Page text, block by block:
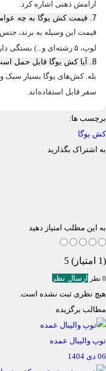
آرامش ذهنی اشاره کرد.
7. قیمت کش یوگا به چه عواملی بستگی دارد؟
قیمت این وسیله به برند،
لوپ، ۵ رشته‌ای و...) بستگی دارد.
8. آیا کش یوگا قابل حمل است؟
بله. کش‌های یوگا بسیار سبک و
سفر قابل استفاده‌اند.
برچسب ها:
کش یوگا
به اشتراک بگذارید
به این مطلب امتیاز دهید
(1 امتیاز) 5
0 نظر
ارسال نظر
هیچ نظری ثبت نشده است.
مطالب برگزیده
توپ والیبال عمده
06 دی 1404